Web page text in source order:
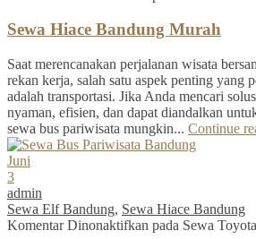
Sewa Hiace Bandung Murah
Saat merencanakan perjalanan wisata
rekan kerja, salah satu aspek penting yang
adalah transportasi. Jika Anda mencari
nyaman, efisien, dan dapat diandalkan
sewa bus pariwisata mungkin... Continue
Juni
3
admin
Sewa Elf Bandung, Sewa Hiace Bandung
Komentar Dinonaktifkan pada Sewa